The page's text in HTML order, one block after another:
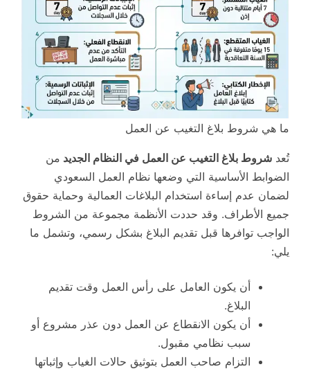
ما هي شروط بلاغ التغيب عن العمل
تُعد شروط بلاغ التغيب عن العمل في النظام الجديد من
الضوابط الأساسية التي وضعها نظام العمل السعودي
لضمان عدم إساءة استخدام البلاغات العمالية وحماية حقوق
جميع الأطراف. وقد حددت الأنظمة مجموعة من الشروط
الواجب توافرها قبل تقديم البلاغ بشكل رسمي، وتشمل ما
يلي:
أن يكون العامل على رأس العمل وقت تقديم
البلاغ.
أن يكون الانقطاع عن العمل دون عذر مشروع أو
سبب نظامي مقبول.
التزام صاحب العمل بتوثيق حالات الغياب وإثباتها